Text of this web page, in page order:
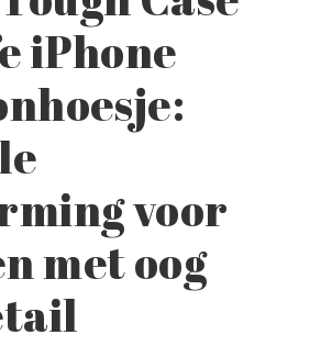
iPhone
voor
met oog